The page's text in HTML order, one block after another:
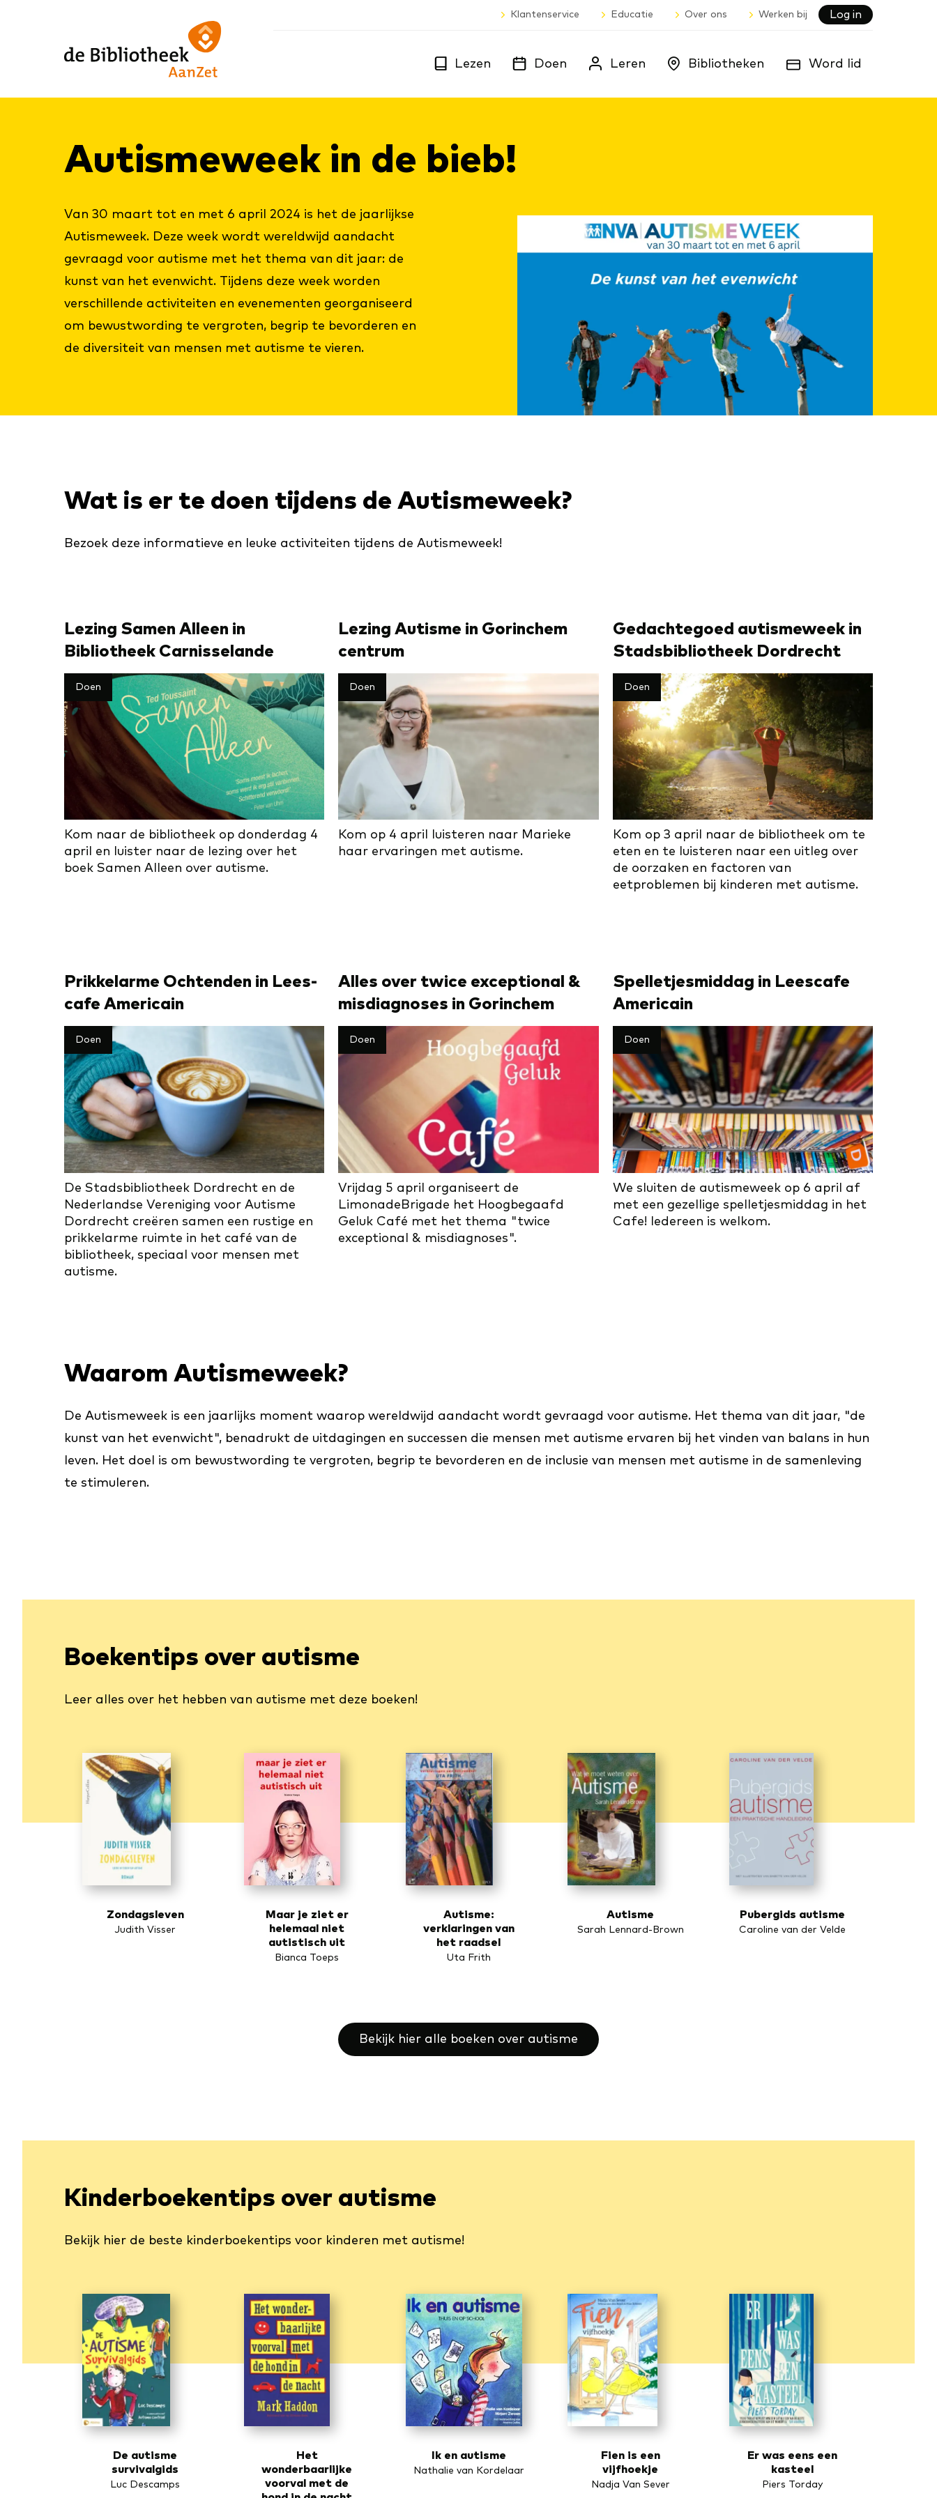
content
footer
naar
homepagina
Lezen Doen Leren Bibliotheken Word lid
Klantenservice Educatie Over ons Werken bij Log in
Au­tis­me­week in de bieb!
Van 30 maart tot en met 6 april 2024 is het de jaarlijkse
Autismeweek. Deze week wordt wereldwijd aandacht
gevraagd voor autisme met het thema van dit jaar: de
kunst van het evenwicht. Tijdens deze week worden
verschillende activiteiten en evenementen georganiseerd
om bewustwording te vergroten, begrip te bevorderen en
de diversiteit van mensen met autisme te vieren.
Wat is er te doen tijdens de Autismeweek?
Bezoek deze informatieve en leuke activiteiten tijdens de Autismeweek!
Le­zing Sa­men Al­leen in
Bibliotheek Carnisselande
Kom naar de bibliotheek op donderdag 4
april en luister naar de lezing over het
boek Samen Alleen over autisme.
Doen
Le­zing Au­tis­me in Gorinchem
centrum
Kom op 4 april luisteren naar Marieke
haar ervaringen met autisme.
Doen
Ge­dach­te­goed autismeweek in
Stadsbibliotheek Dordrecht
Kom op 3 april naar de bibliotheek om te
eten en te luisteren naar een uitleg over
de oorzaken en factoren van
eetproblemen bij kinderen met autisme.
Doen
Prikkelarme Ochtenden in Lees­
ca­fe Ame­ri­cain
De Stadsbibliotheek Dordrecht en de
Nederlandse Vereniging voor Autisme
Dordrecht creëren samen een rustige en
prikkelarme ruimte in het café van de
bibliotheek, speciaal voor mensen met
autisme.
Doen
Alles over twice exceptional &
misdiagnoses in Gorinchem
Vrijdag 5 april organiseert de
LimonadeBrigade het Hoogbegaafd
Geluk Café met het thema "twice
exceptional & misdiagnoses".
Doen
Spelletjesmiddag in Lees­ca­fe
Ame­ri­cain
We sluiten de autismeweek op 6 april af
met een gezellige spelletjesmiddag in het
Cafe! Iedereen is welkom.
Doen
Waarom Autismeweek?
De Autismeweek is een jaarlijks moment waarop wereldwijd aandacht wordt gevraagd voor autisme. Het thema van dit jaar, "de
kunst van het evenwicht", benadrukt de uitdagingen en successen die mensen met autisme ervaren bij het vinden van balans in hun
leven. Het doel is om bewustwording te vergroten, begrip te bevorderen en de inclusie van mensen met autisme in de samenleving
te stimuleren.
Boekentips over autisme
Leer alles over het hebben van autisme met deze boeken!
Zondagsleven
Judith Visser
Maar je ziet er
helemaal niet
autistisch uit
Bianca Toeps
Autisme:
verklaringen van
het raadsel
Uta Frith
Autisme
Sarah Lennard-Brown
Pubergids autisme
Caroline van der Velde
Bekijk hier alle boeken over autisme
Kinderboekentips over autisme
Bekijk hier de beste kinderboekentips voor kinderen met autisme!
De autisme
survivalgids
Luc Descamps
Het
wonderbaarlijke
voorval met de
Ik en autisme
Nathalie van Kordelaar
Fien is een
vijfhoekje
Nadja Van Sever
Er was eens een
kasteel
Piers Torday